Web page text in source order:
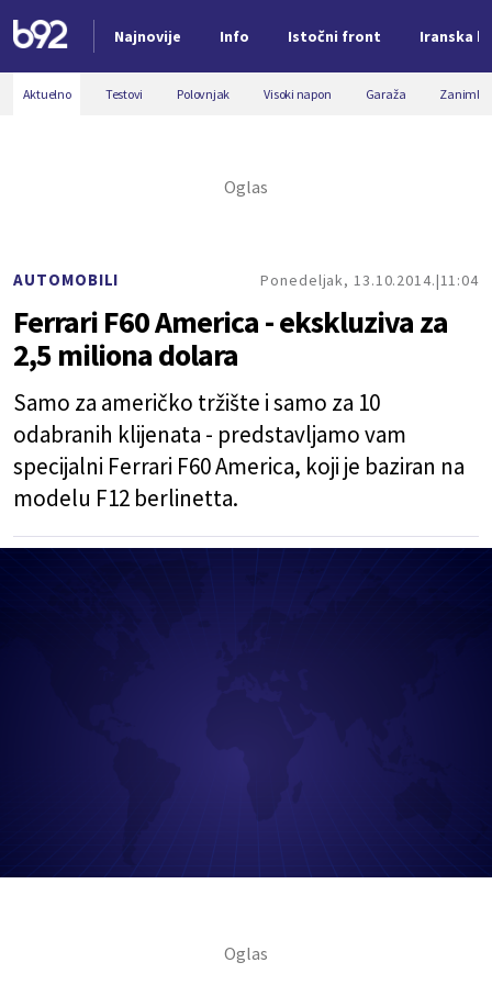
Najnovije Info Istočni front Iranska
Nova vest
Aktuelno Testovi Polovnjak Visoki napon Garaža
AUTOMOBILI Ponedeljak, 13.10.2014. 11:04
Ferrari F60 America - ekskluziva za
2,5 miliona dolara
Samo za američko tržište i samo za 10
odabranih klijenata - predstavljamo vam
specijalni Ferrari F60 America, koji je baziran na
modelu F12 berlinetta.